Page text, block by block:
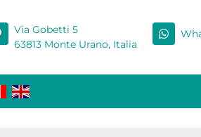
Via Gobetti 5
63813 Monte Urano, Italia